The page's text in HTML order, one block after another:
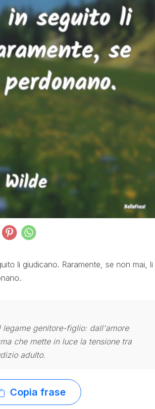
li giudicano. Raramente, se non mai, li
genitore-figlio: dall'amore
che mette in luce la tensione tra
adulto.
Copia frase